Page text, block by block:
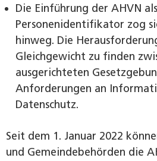
Die Einführung der AHVN als
Personenidentifikator zog
hinweg. Die
Gleichgewicht zu finden
ausgerichteten
Anforderungen an
Datenschutz.
Seit dem 1. Januar 2022
und Gemeindebehörden die